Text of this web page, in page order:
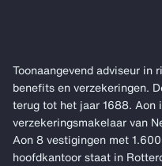
Toonaangevend adviseur in
benefits en verzekeringen.
terug tot het jaar 1688.
verzekeringsmakelaar van
Aon 8 vestigingen met
hoofdkantoor staat in